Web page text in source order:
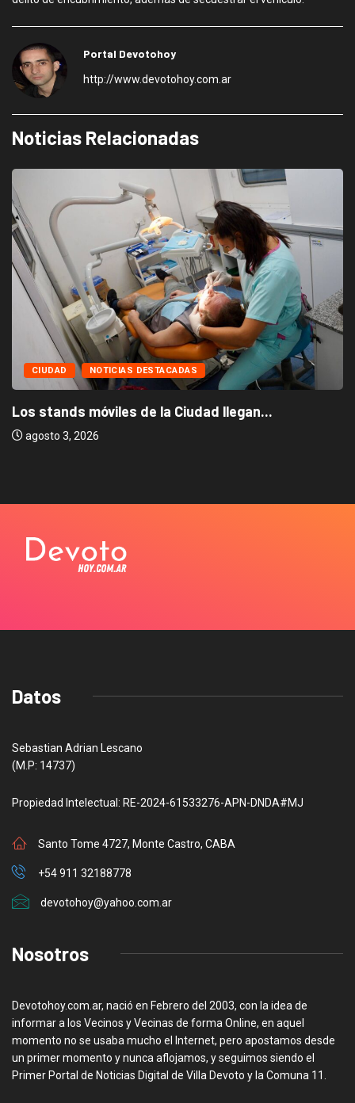
Portal Devotohoy
http://www.devotohoy.com.ar
Noticias Relacionadas
CIUDAD NOTICIAS DESTACADAS
Los stands móviles de la Ciudad llegan...
agosto 3, 2026
Datos
Sebastian Adrian Lescano
(M.P: 14737)
Propiedad Intelectual: RE-2024-61533276-APN-DNDA#MJ
Santo Tome 4727, Monte Castro, CABA
+54 911 32188778
devotohoy@yahoo.com.ar
Nosotros
Devotohoy.com.ar, nació en Febrero del 2003, con la idea de
informar a los Vecinos y Vecinas de forma Online, en aquel
momento no se usaba mucho el Internet, pero apostamos desde
un primer momento y nunca aflojamos, y seguimos siendo el
Primer Portal de Noticias Digital de Villa Devoto y la Comuna 11.